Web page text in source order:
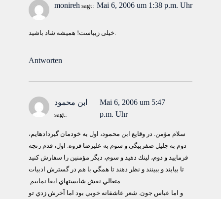
monireh sagt: Mai 6, 2006 um 1:38 p.m. Uhr
خیلی زیباست! همیشه شاد باشید.
Antworten
ابن محمود
sagt:
Mai 6, 2006 um 5:47
p.m. Uhr
سلام مؤمن. در وقايع ابن محمود، اول به خودمان گيرداده‫ايم،
دوم به جليل صفربيگي و سوم به عليرضا قزوه. اول، قدم رنجه
فرماييد و دوم، لينك دهيد و سوم، ديگر مؤمنين را سفارش كنيد
تا بيايند و ببينند و نظر دهند تا همگي با هم در گسترش ادبيات
متعالي نقش شايسته‫اي ايفا نماييم.
و اما عباس جون. شعر عاشقانه خوبي بود اما آخرش زدي تو